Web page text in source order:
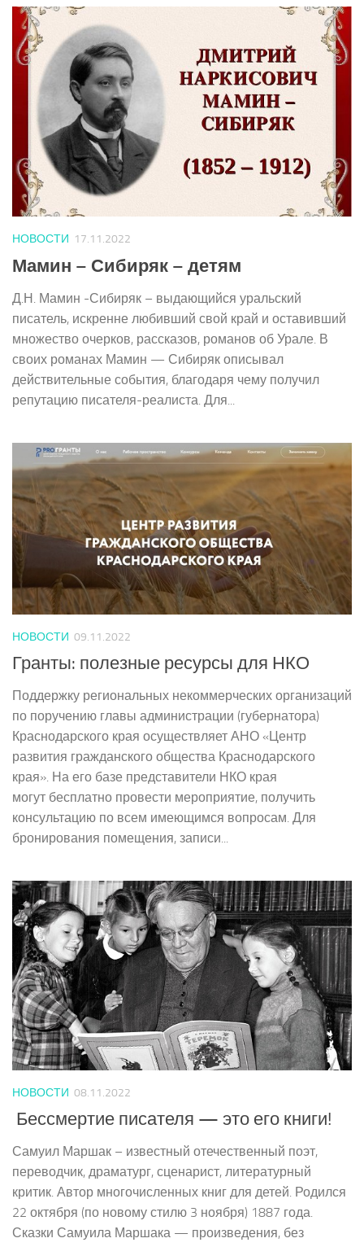
НОВОСТИ 17.11.2022
Мамин – Сибиряк – детям
Д.Н. Мамин -Сибиряк – выдающийся уральский
писатель, искренне любивший свой край и оставивший
множество очерков, рассказов, романов об Урале. В
своих романах Мамин — Сибиряк описывал
действительные события, благодаря чему получил
репутацию писателя-реалиста. Для...
НОВОСТИ 09.11.2022
Гранты: полезные ресурсы для НКО
Поддержку региональных некоммерческих организаций
по поручению главы администрации (губернатора)
Краснодарского края осуществляет АНО «Центр
развития гражданского общества Краснодарского
края». На его базе представители НКО края
могут бесплатно провести мероприятие, получить
консультацию по всем имеющимся вопросам. Для
бронирования помещения, записи...
НОВОСТИ 08.11.2022
Бессмертие писателя — это его книги!
Самуил Маршак – известный отечественный поэт,
переводчик, драматург, сценарист, литературный
критик. Автор многочисленных книг для детей. Родился
22 октября (по новому стилю 3 ноября) 1887 года.
Сказки Самуила Маршака — произведения, без